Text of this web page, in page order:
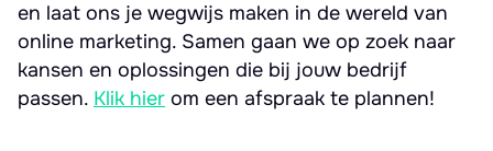
en laat ons je wegwijs maken in de wereld van
online marketing. Samen gaan we op zoek naar
kansen en oplossingen die bij jouw bedrijf
passen. Klik hier om een afspraak te plannen!